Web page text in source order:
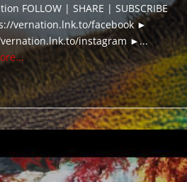
FOLLOW | SHARE | SUBSCRIBE
vernation.lnk.to/facebook ►
instagram ►...